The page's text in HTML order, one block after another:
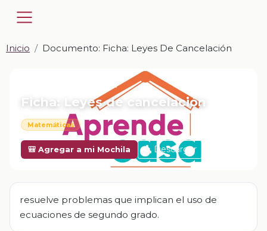
Inicio Documento: Ficha: Leyes De Cancelación
📎 DOCUMENTO · DOCX
Ficha: Leyes de cancelación
Matemáticas
🎒 Agregar a mi Mochila Descargar
resuelve problemas que implican el uso de
ecuaciones de segundo grado.